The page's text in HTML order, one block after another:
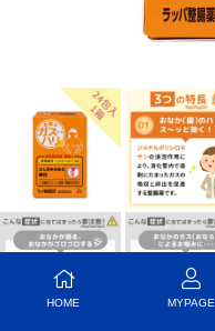
HOME MYPAGE